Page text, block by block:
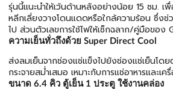
รุ่นนี้แนะนำให้เว้นด้านหลังอย่างน้อย 15 ซม. เ
หลีกเลี่ยงวางโดนแดดหรือใกล้ความร้อน ซึ่งช่
ไป ส่วนตัวเลขการใช้ไฟให้เช็กฉลาก/คู่มือของ
ความเย็นทั่วถึงด้วย Super Direct Cool
ส่งลมเย็นจากช่องแช่แข็งไปยังช่องแช่เย็นโดย
กระจายสม่ำเสมอ เหมาะกับการแช่อาหารและเ
ขนาด 6.4 คิว ตู้เย็น 1 ประตู ใช้งานคล่อง